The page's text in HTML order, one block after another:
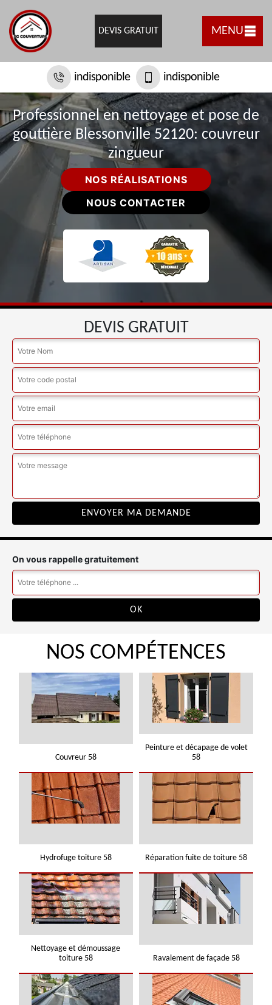
DEVIS GRATUIT MENU
indisponible indisponible
Professionnel en nettoyage et pose de
gouttière Blessonville 52120: couvreur
zingueur
NOS RÉALISATIONS
NOUS CONTACTER
DEVIS GRATUIT
On vous rappelle gratuitement
NOS COMPÉTENCES
Couvreur 58
Peinture et décapage de volet
58
Hydrofuge toiture 58 Réparation fuite de toiture 58
Nettoyage et démoussage
toiture 58
Ravalement de façade 58